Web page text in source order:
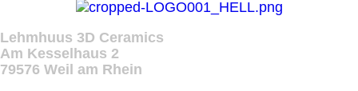
Lehmhuus 3D Ceramics
Am Kesselhaus 2
79576 Weil am Rhein